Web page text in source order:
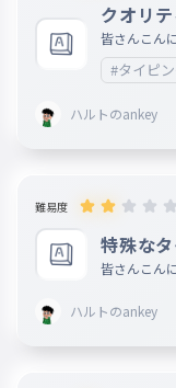
クオリ
皆さんこん
。誰か、助
僕は、タ
ことは、「
ったのか」
ない。あと
い。明日
、休憩が
#タイピ
ハルトのankey
難易度
特殊な
皆さんこん
って投稿し
言えば、記
鍵から、
すが、他
ハルトのankey